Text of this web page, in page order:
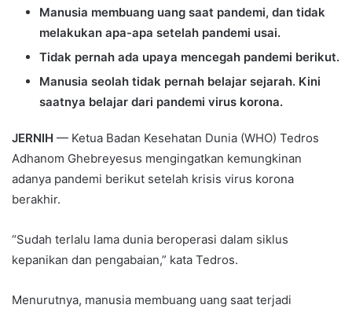
Manusia membuang uang saat pandemi, dan tidak
melakukan apa-apa setelah pandemi usai.
Tidak pernah ada upaya mencegah pandemi berikut.
Manusia seolah tidak pernah belajar sejarah. Kini
saatnya belajar dari pandemi virus korona.
JERNIH — Ketua Badan Kesehatan Dunia (WHO) Tedros
Adhanom Ghebreyesus mengingatkan kemungkinan
adanya pandemi berikut setelah krisis virus korona
berakhir.
“Sudah terlalu lama dunia beroperasi dalam siklus
kepanikan dan pengabaian,” kata Tedros.
Menurutnya, manusia membuang uang saat terjadi